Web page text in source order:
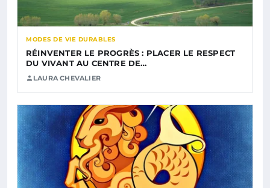
MODES DE VIE DURABLES
RÉINVENTER LE PROGRÈS : PLACER LE RESPECT
DU VIVANT AU CENTRE DE…
LAURA CHEVALIER